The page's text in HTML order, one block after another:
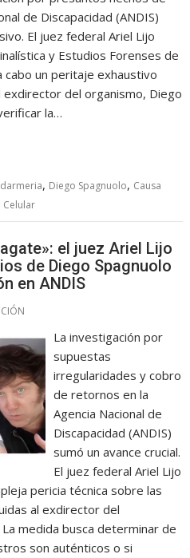
de Discapacidad (ANDIS)
El juez federal Ariel Lijo
y Estudios Forenses de
cabo un peritaje exhaustivo
del organismo, Diego
la…
, Diego Spagnuolo, Causa
Celular
el juez Ariel Lijo
de Diego Spagnuolo
en ANDIS
La investigación por
supuestas
irregularidades y cobro
de retornos en la
Agencia Nacional de
Discapacidad (ANDIS)
sumó un avance crucial.
El juez federal Ariel Lijo
pericia técnica sobre las
al exdirector del
medida busca determinar de
son auténticos o si